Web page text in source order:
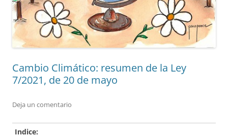
Cambio Climático: resumen de la Ley
7/2021, de 20 de mayo
Deja un comentario
Indice: